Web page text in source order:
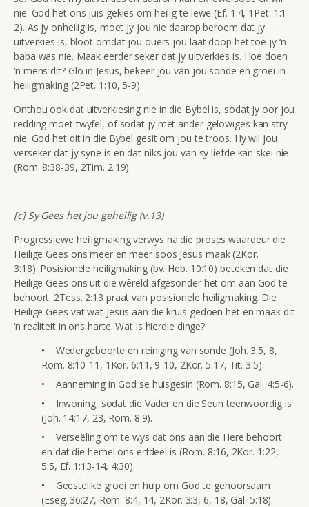
nie. God het ons juis gekies om heilig te lewe (Ef. 1:4, 1Pet. 1:1-
2). As jy onheilig is, moet jy jou nie daarop beroem dat jy
uitverkies is, bloot omdat jou ouers jou laat doop het toe jy ‘n
baba was nie. Maak eerder seker dat jy uitverkies is. Hoe doen
‘n mens dit? Glo in Jesus, bekeer jou van jou sonde en groei in
heiligmaking (2Pet. 1:10, 5-9).
Onthou ook dat uitverkiesing nie in die Bybel is, sodat jy oor jou
redding moet twyfel, of sodat jy met ander gelowiges kan stry
nie. God het dit in die Bybel gesit om jou te troos. Hy wil jou
verseker dat jy syne is en dat niks jou van sy liefde kan skei nie
(Rom. 8:38-39, 2Tim. 2:19).
[c] Sy Gees het jou geheilig (v.13)
Progressiewe heiligmaking verwys na die proses waardeur die
Heilige Gees ons meer en meer soos Jesus maak (2Kor.
3:18). Posisionele heiligmaking (bv. Heb. 10:10) beteken dat die
Heilige Gees ons uit die wêreld afgesonder het om aan God te
behoort. 2Tess. 2:13 praat van posisionele heiligmaking. Die
Heilige Gees vat wat Jesus aan die kruis gedoen het en maak dit
‘n realiteit in ons harte. Wat is hierdie dinge?
Wedergeboorte en reiniging van sonde (Joh. 3:5, 8,
Rom. 8:10-11, 1Kor. 6:11, 9-10, 2Kor. 5:17, Tit. 3:5).
Aanneming in God se huisgesin (Rom. 8:15, Gal. 4:5-6).
Inwoning, sodat die Vader en die Seun teenwoordig is
(Joh. 14:17, 23, Rom. 8:9).
Verseëling om te wys dat ons aan die Here behoort
en dat die hemel ons erfdeel is (Rom. 8:16, 2Kor. 1:22,
5:5, Ef. 1:13-14, 4:30).
Geestelike groei en hulp om God te gehoorsaam
(Eseg. 36:27, Rom. 8:4, 14, 2Kor. 3:3, 6, 18, Gal. 5:18).